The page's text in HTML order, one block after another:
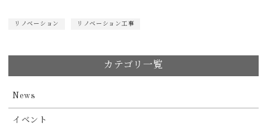
リノベーション リノベーション工事
カテゴリ一覧
News
イベント